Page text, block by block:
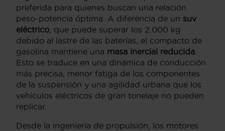
preferida para quienes buscan una relación
peso-potencia óptima. A diferencia de un suv
eléctrico , que puede superar los 2.000 kg
debido al lastre de las baterías, el compacto de
gasolina mantiene una masa inercial reducida
Esto se traduce en una dinámica de conducción
más precisa, menor fatiga de los componentes
de la suspensión y una agilidad urbana que los
vehículos eléctricos de gran tonelaje no pueden
replicar.
Desde la ingeniería de propulsión, los motores